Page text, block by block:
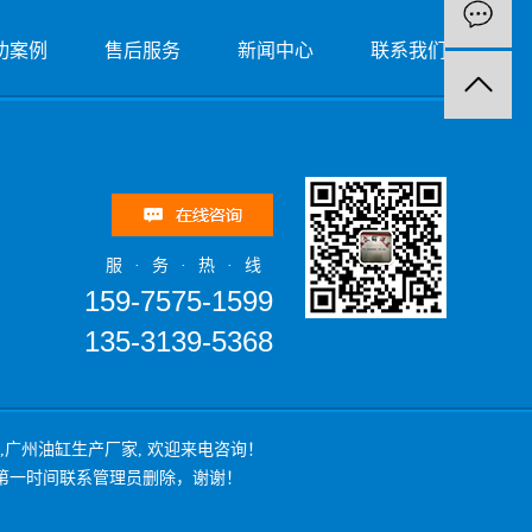
案例 售后服务 新闻中心 联系我们
服·务·热·线
159-7575-1599
135-3139-5368
广州油缸生产厂家 , 欢迎来电咨询！
时间联系管理员删除，谢谢！